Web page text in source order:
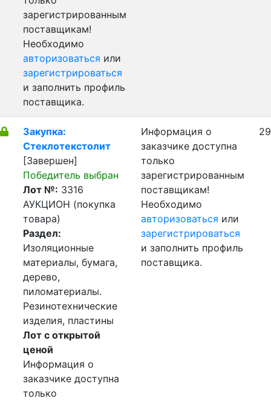
зарегистрированным
поставщикам!
Необходимо
авторизоваться или
зарегистрироваться
и заполнить профиль
поставщика.
Закупка:
Стеклотекстолит
[Завершен]
Победитель выбран
Лот №: 3316
АУКЦИОН (покупка
товара)
Раздел:
Изоляционные
материалы, бумага,
дерево,
пиломатериалы.
Резинотехнические
изделия, пластины
Лот с открытой
ценой
Информация о
заказчике доступна
только
Информация о
заказчике доступна
только
зарегистрированным
поставщикам!
Необходимо
авторизоваться или
зарегистрироваться
и заполнить профиль
поставщика.